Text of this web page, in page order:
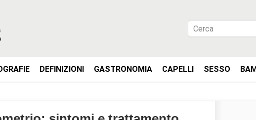
DEFINIZIONI GASTRONOMIA CAPELLI SESSO